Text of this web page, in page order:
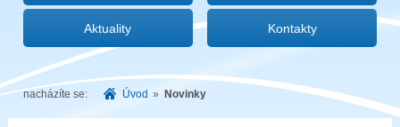
Aktuality Kontakty
nacházíte se: Úvod » Novinky